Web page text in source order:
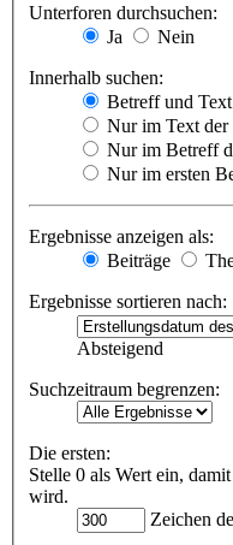
Unterforen durchsuchen:
Ja
Nein
Innerhalb suchen:
Betreff und
Nur im Text der
Nur im Betreff
Nur im ersten
Ergebnisse anzeigen als:
Beiträge
Ergebnisse sortieren nach:
Absteigend
Suchzeitraum begrenzen:
Die ersten:
Stelle 0 als Wert ein,
wird.
Zeichen